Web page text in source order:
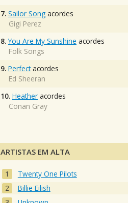
7. Sailor Song acordes
Gigi Perez
8. You Are My Sunshine acordes
Folk Songs
9. Perfectacordes
Ed Sheeran
10. Heather acordes
Conan Gray
ARTISTAS EM ALTA
Twenty One Pilots
Billie Eilish